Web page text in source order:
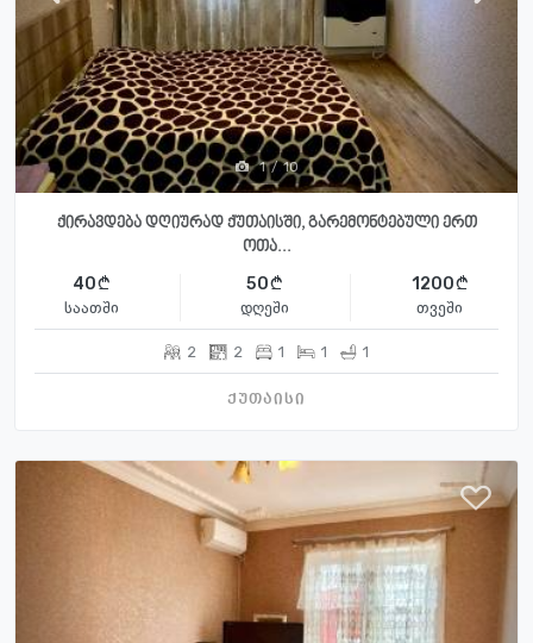
1 / 10
ქირავდება დღიურად ქუთაისში, გარემონტებული ერთ
ოთა...
40
საათში
50
დღეში
1200
თვეში
2 2 1 1 1
ქუთაისი